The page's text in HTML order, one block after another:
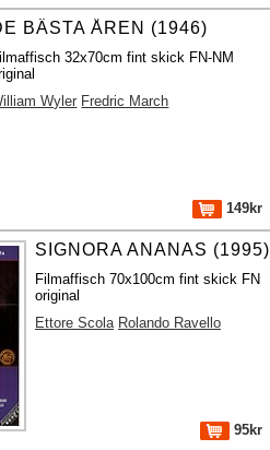
BÄSTA ÅREN (1946)
32x70cm fint skick FN-NM
Wyler Fredric March
149kr
SIGNORA ANANAS (1995)
Filmaffisch 70x100cm fint skick FN
original
Ettore Scola Rolando Ravello
95kr